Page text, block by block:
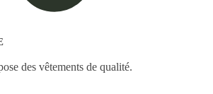
des vêtements de qualité.